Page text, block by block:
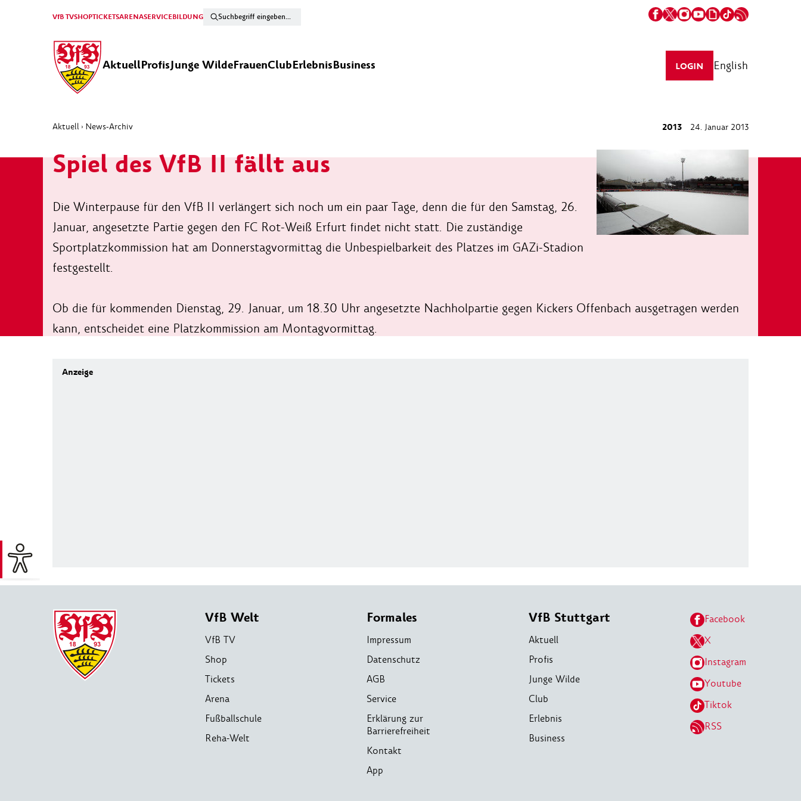
VfB TVSHOPTICKETSARENASERVICEBILDUNG
AktuellProfisJunge WildeFrauenClubErlebnisBusiness LOGIN English
Aktuell › News-Archiv 2013 24. Januar 2013
Spiel des VfB II fällt aus
Die Winterpause für den VfB II verlängert sich noch um ein paar Tage, denn die für den Samstag, 26.
Januar, angesetzte Partie gegen den FC Rot-Weiß Erfurt findet nicht statt. Die zuständige
Sportplatzkommission hat am Donnerstagvormittag die Unbespielbarkeit des Platzes im GAZi-Stadion
festgestellt.
Ob die für kommenden Dienstag, 29. Januar, um 18.30 Uhr angesetzte Nachholpartie gegen Kickers Offenbach ausgetragen werden
kann, entscheidet eine Platzkommission am Montagvormittag.
VfB Welt
VfB TV
Shop
Tickets
Arena
Fußballschule
Reha-Welt
Formales
Impressum
Datenschutz
AGB
Service
Erklärung zur
Barrierefreiheit
Kontakt
App
VfB Stuttgart
Aktuell
Profis
Junge Wilde
Club
Erlebnis
Business
Facebook
X
Instagram
Youtube
Tiktok
RSS